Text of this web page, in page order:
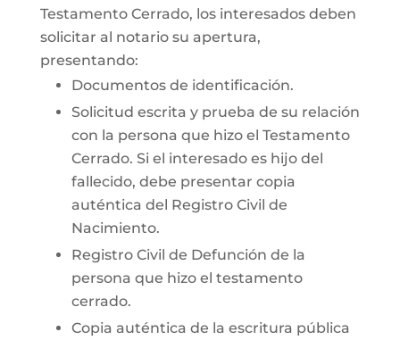
Testamento Cerrado, los interesados deben
solicitar al notario su apertura,
presentando:
Documentos de identificación.
Solicitud escrita y prueba de su relación
con la persona que hizo el Testamento
Cerrado. Si el interesado es hijo del
fallecido, debe presentar copia
auténtica del Registro Civil de
Nacimiento.
Registro Civil de Defunción de la
persona que hizo el testamento
cerrado.
Copia auténtica de la escritura pública